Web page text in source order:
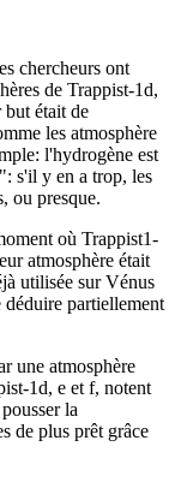
chercheurs ont
de Trappist-1d,
but était de
les atmosphère
l'hydrogène est
s'il y en a trop, les
ou presque.
où Trappist1-
atmosphère était
utilisée sur Vénus
déduire partiellement
une atmosphère
1d, e et f, notent
la
de plus prêt grâce